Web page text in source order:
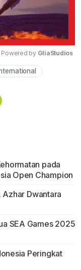
Mute
Powered by GliaStudios
pada
Open Champion
Azhar Dwantara
SEA Games 2025
Peringkat